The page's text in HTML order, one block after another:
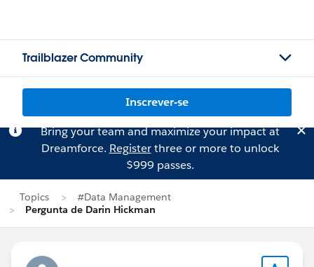
Trailblazer Community
Inscrever-se
Bring your team and maximize your impact at
Dreamforce. Registerthree or more to unlock
$999 passes.
Topics
#Data Management
Pergunta de Darin Hickman